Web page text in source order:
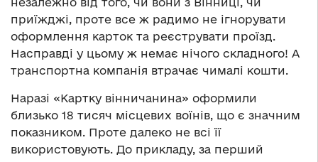
приїжджі, проте все ж радимо не ігнорувати
оформлення карток та реєструвати проїзд.
Насправді у цьому ж немає нічого складного! А
транспортна компанія втрачає чималі кошти.
Наразі «Картку вінничанина» оформили
близько 18 тисяч місцевих воїнів, що є значним
показником. Проте далеко не всі її
використовують. До прикладу, за перший